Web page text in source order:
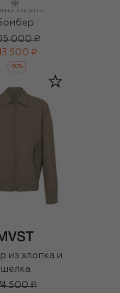
000 ₽
500 ₽
-30%
из хлопка и
шелка
500 ₽